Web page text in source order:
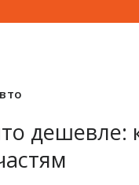
дешевле: